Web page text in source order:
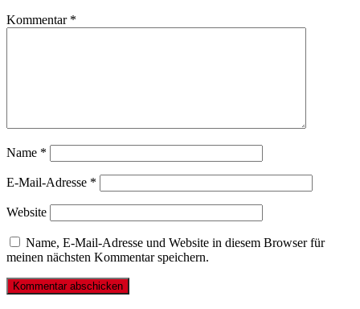
Kommentar *
Name *
E-Mail-Adresse *
Website
Name, E-Mail-Adresse und Website in diesem Browser für
meinen nächsten Kommentar speichern.